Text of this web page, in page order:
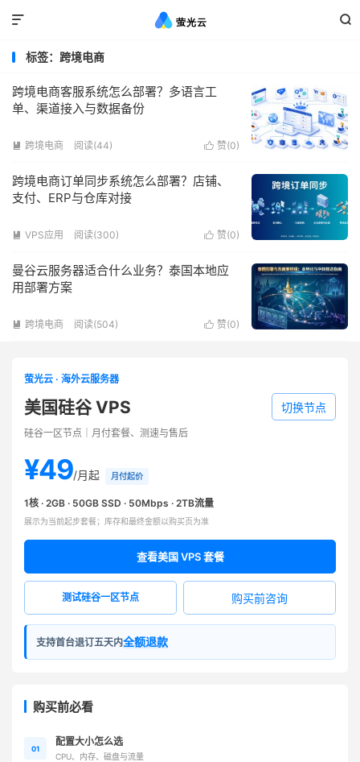


标签：跨境电商
跨境电商客服系统怎么部署？多语言工
单、渠道接入与数据备份
 赞(0)
 跨境电商 阅读(44)
跨境电商订单同步系统怎么部署？店铺、
支付、ERP与仓库对接
 赞(0)
 VPS应用 阅读(300)
曼谷云服务器适合什么业务？泰国本地应
用部署方案
 赞(0)
 跨境电商 阅读(504)
萤光云 · 海外云服务器
美国硅谷 VPS 切换节点
硅谷一区节点｜月付套餐、测速与售后
¥49/月起 月付起价
1核 · 2GB · 50GB SSD · 50Mbps · 2TB流量
展示为当前起步套餐；库存和最终金额以购买页为准
查看美国 VPS 套餐
测试硅谷一区节点 购买前咨询
支持首台退订五天内全额退款
购买前必看
01
配置大小怎么选
CPU、内存、磁盘与流量